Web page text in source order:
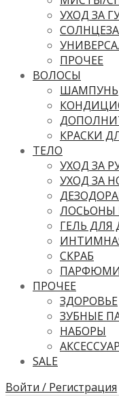
УХОД ЗА
ПРОЧЕЕ
ВОЛОСЫ
ШАМПУНЬ
КРАСКИ
ТЕЛО
УХОД ЗА
УХОД ЗА
ЛОСЬОНЫ
ГЕЛЬ ДЛЯ
СКРАБ
ПРОЧЕЕ
ЗДОРОВЬЕ
ЗУБНЫЕ
НАБОРЫ
SALE
Войти / Регистрация